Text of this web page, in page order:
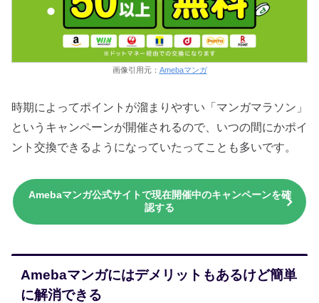
画像引用元： Amebaマンガ
時期によってポイントが溜まりやすい「マンガマラソン」
というキャンペーンが開催されるので、いつの間にかポイ
ント交換できるようになっていたってことも多いです。
Amebaマンガ公式サイトで現在開催中のキャンペーンを確
認する
Amebaマンガにはデメリットもあるけど簡単
に解消できる